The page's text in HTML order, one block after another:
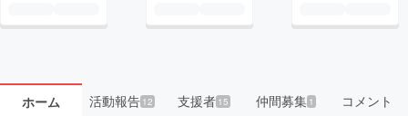
ホーム 活動報告12 支援者 15 仲間募集 1 コメント